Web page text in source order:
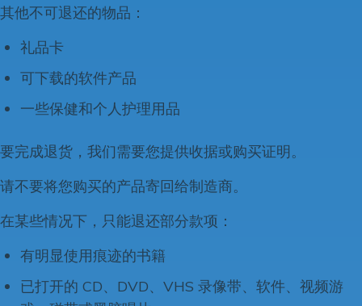
其他不可退还的物品：
礼品卡
可下载的软件产品
一些保健和个人护理用品
要完成退货，我们需要您提供收据或购买证明。
请不要将您购买的产品寄回给制造商。
在某些情况下，只能退还部分款项：
有明显使用痕迹的书籍
已打开的 CD、DVD、VHS 录像带、软件、视频游